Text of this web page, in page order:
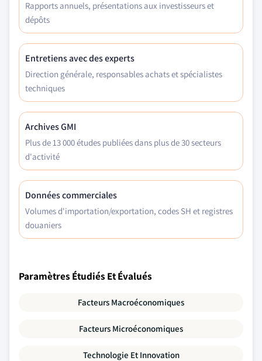
Rapports annuels, présentations aux investisseurs et
dépôts
Entretiens avec des experts
Direction générale, responsables achats et spécialistes
techniques
Archives GMI
Plus de 13 000 études publiées dans plus de 30 secteurs
d'activité
Données commerciales
Volumes d'importation/exportation, codes SH et registres
douaniers
Paramètres Étudiés Et Évalués
Facteurs Macroéconomiques
Facteurs Microéconomiques
Technologie Et Innovation